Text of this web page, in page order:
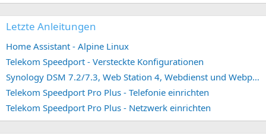
Letzte Anleitungen
Home Assistant - Alpine Linux
Telekom Speedport - Versteckte Konfigurationen
Synology DSM 7.2/7.3, Web Station 4, Webdienst und Webportal erstellen (ehemals vHost)
Telekom Speedport Pro Plus - Telefonie einrichten
Telekom Speedport Pro Plus - Netzwerk einrichten